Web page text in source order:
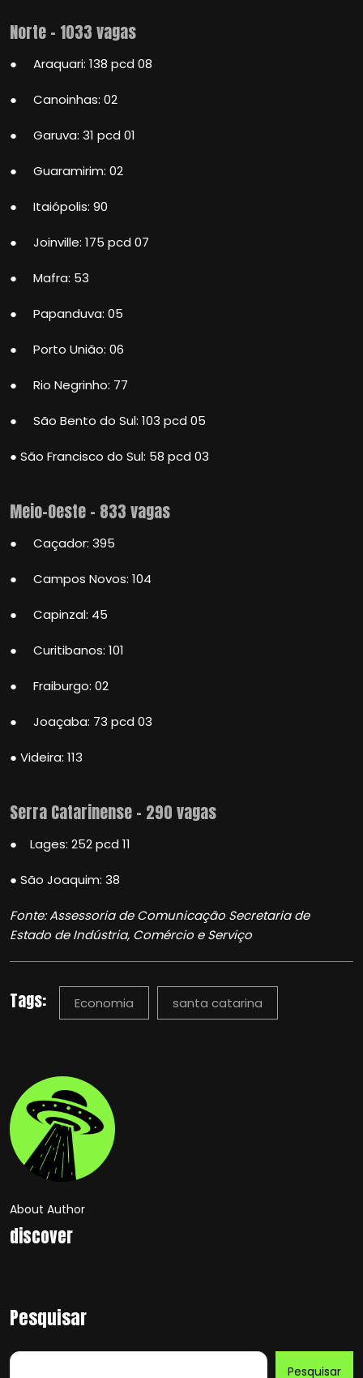
Norte – 1033 vagas
● Araquari: 138 pcd 08
● Canoinhas: 02
● Garuva: 31 pcd 01
● Guaramirim: 02
● Itaiópolis: 90
● Joinville: 175 pcd 07
● Mafra: 53
● Papanduva: 05
● Porto União: 06
● Rio Negrinho: 77
● São Bento do Sul: 103 pcd 05
● São Francisco do Sul: 58 pcd 03
Meio-Oeste – 833 vagas
● Caçador: 395
● Campos Novos: 104
● Capinzal: 45
● Curitibanos: 101
● Fraiburgo: 02
● Joaçaba: 73 pcd 03
● Videira: 113
Serra Catarinense – 290 vagas
● Lages: 252 pcd 11
● São Joaquim: 38
Fonte: Assessoria de Comunicação Secretaria de
Estado de Indústria, Comércio e Serviço
Tags: Economia santa catarina
About Author
discover
Pesquisar
Pesquisar